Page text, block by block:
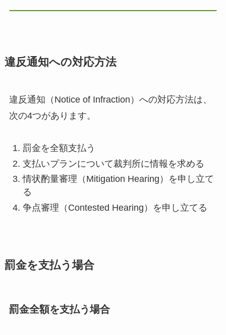
違反通知への対応方法
違反通知（Notice of Infraction）への対応方法は、
次の4つがあります。
罰金を全額支払う
支払いプランについて裁判所に情報を求める
情状酌量審理（Mitigation Hearing）を申し立て
る
争点審理（Contested Hearing）を申し立てる
罰金を支払う場合
罰金全額を支払う場合